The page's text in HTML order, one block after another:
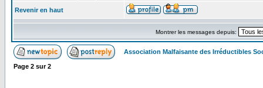
Revenir en haut
Montrer les messages depuis:
Association Malfaisante des Irréductibles
Page 2 sur2